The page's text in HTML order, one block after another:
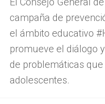
campaña de
el ámbito educativo
promueve el diálogo
de problemáticas
adolescentes.